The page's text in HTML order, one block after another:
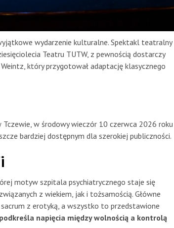
wydarzenie kulturalne. Spektakl teatralny
Teatru TUTW, z pewnością dostarczy
który przygotował adaptację klasycznego
w środowy wieczór 10 czerwca 2026 roku
bardziej dostępnym dla szerokiej publiczności.
motyw szpitala psychiatrycznego staje się
z wiekiem, jak i tożsamością. Główne
z erotyką, a wszystko to przedstawione
napięcia między wolnością a kontrolą